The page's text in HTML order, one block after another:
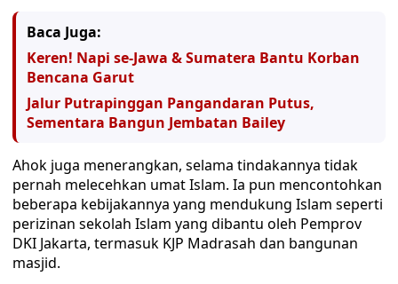
Baca Juga:
Keren! Napi se-Jawa & Sumatera Bantu Korban
Bencana Garut
Jalur Putrapinggan Pangandaran Putus,
Sementara Bangun Jembatan Bailey
Ahok juga menerangkan, selama tindakannya tidak
pernah melecehkan umat Islam. Ia pun mencontohkan
beberapa kebijakannya yang mendukung Islam seperti
perizinan sekolah Islam yang dibantu oleh Pemprov
DKI Jakarta, termasuk KJP Madrasah dan bangunan
masjid.